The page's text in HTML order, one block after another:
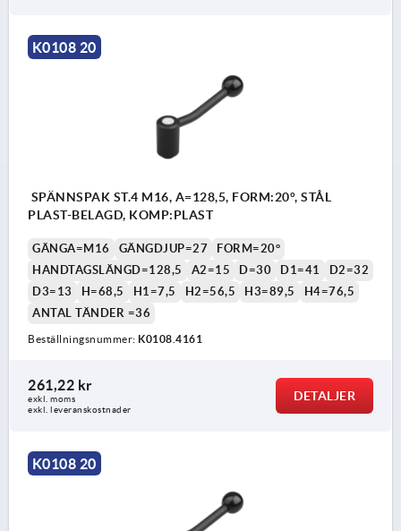
K0108 20
SPÄNNSPAK ST.4 M16, A=128,5, FORM:20°, STÅL
PLAST-BELAGD, KOMP:PLAST
GÄNGA=M16 GÄNGDJUP=27
FORM=20°
HANDTAGSLÄNGD=128,5
A2=15 D=30 D1=41
D2=32
D3=13
H=68,5 H1=7,5 H2=56,5 H3=89,5
H4=76,5
ANTAL TÄNDER =36
Beställningsnummer: K0108.4161
261,22 kr
exkl. moms
exkl. leveranskostnader
DETALJER
K0108 20